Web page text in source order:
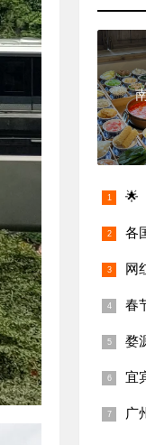
🌟
各国
网红
春
婺
宜
广